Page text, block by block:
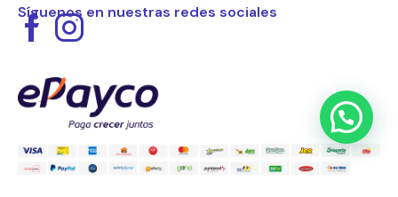
Síguenos en nuestras redes sociales